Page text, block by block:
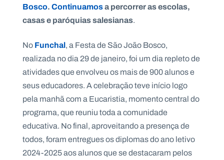
Bosco.Continuamosa percorrer asescolas,
casas e paróquias salesianas.
NoFunchal, a Festa de São João Bosco,
realizada no dia 29 de janeiro, foi um dia repleto de
atividades que envolveu os mais de 900 alunos e
seus educadores. A celebração teve início logo
pela manhã com a Eucaristia, momento central do
programa, que reuniu toda a comunidade
educativa. No final, aproveitando a presença de
todos, foram entregues os diplomas do ano letivo
2024-2025 aos alunos que se destacaram pelos
O
A
a
e
s
a
n
s
.
t